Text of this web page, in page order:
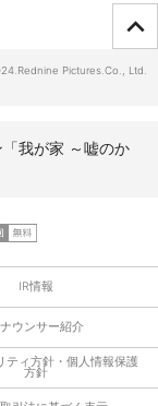
Pictures.Co., Ltd.
我が家 ～嘘のか
IR情報
ウンサー紹介
ティ方針・個人情報保護
方針